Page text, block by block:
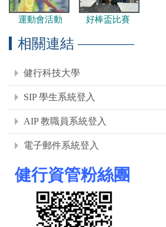
運動會活動 好棒盃比賽
相關連結 ————
健行科技大學
SIP 學生系統登入
AIP 教職員系統登入
電子郵件系統登入
健行資管粉絲團